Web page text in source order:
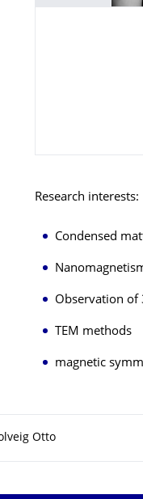
Research interests:
Condensed
Observation of
TEM methods
magnetic
Otto